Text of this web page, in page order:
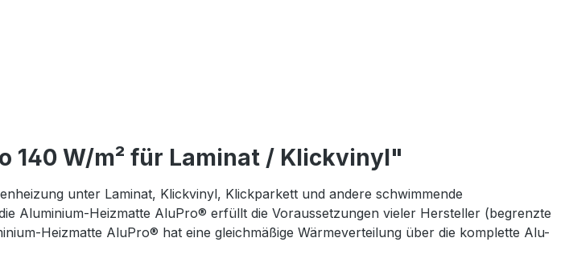
140 W/m² für Laminat / Klickvinyl"
unter Laminat, Klickvinyl, Klickparkett und andere schwimmende
Aluminium-Heizmatte AluPro® erfüllt die Voraussetzungen vieler Hersteller (begrenzte
Heizmatte AluPro® hat eine gleichmäßige Wärmeverteilung über die komplette Alu-